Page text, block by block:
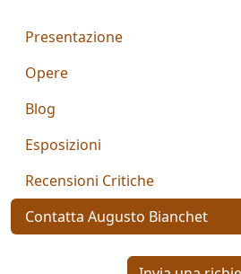
Artisti
Aiolo
AJ
ROI
(Federico
Presentazione
Opere
Blog
Esposizioni
Recensioni Critiche
Contatta Augusto Bianchet